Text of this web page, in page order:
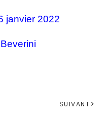
janvier 2022
SUIVANT